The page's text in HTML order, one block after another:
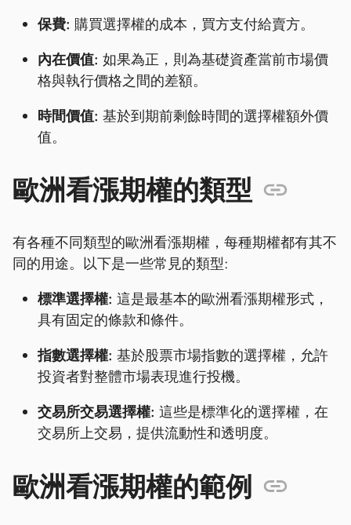
保費: 購買選擇權的成本，買方支付給賣方。
內在價值: 如果為正，則為基礎資產當前市場價
格與執行價格之間的差額。
時間價值: 基於到期前剩餘時間的選擇權額外價
值。
歐洲看漲期權的類型
有各種不同類型的歐洲看漲期權，每種期權都有其不
同的用途。以下是一些常見的類型:
標準選擇權: 這是最基本的歐洲看漲期權形式，
具有固定的條款和條件。
指數選擇權: 基於股票市場指數的選擇權，允許
投資者對整體市場表現進行投機。
交易所交易選擇權: 這些是標準化的選擇權，在
交易所上交易，提供流動性和透明度。
歐洲看漲期權的範例